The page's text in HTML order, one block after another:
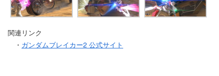
関連リンク
・ ガンダムブレイカー2 公式サイト